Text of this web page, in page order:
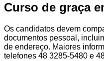
Curso de graça
Os candidatos devem
documentos pessoal,
de endereço. Maiores
telefones 48 3285-5480 e